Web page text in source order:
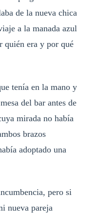
de la nueva chica
a la manada azul
quién era y por qué
tenía en la mano y
del bar antes de
mirada no había
brazos
adoptado una
pero si
nueva pareja